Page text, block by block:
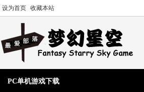
设为首页 收藏本站
PC单机游戏下载